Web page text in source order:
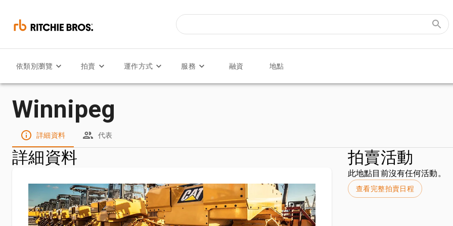
依類別瀏覽 拍賣 運作方式 服務 融資 地點
Winnipeg
詳細資料 代表
詳細資料 拍賣活動
此地點目前沒有任何活動。
查看完整拍賣日程